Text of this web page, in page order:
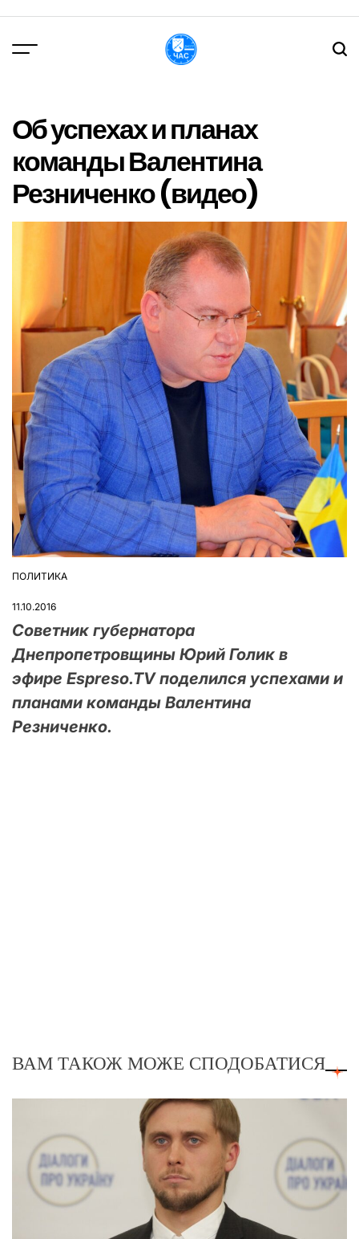
вмісту
Об успехах и планах
команды Валентина
Резниченко (видео)
ОПУБЛІКУВАТИ
ПОЛИТИКА
11.10.2016
Советник губернатора
Днепропетровщины Юрий Голик в
эфире Espreso.TV поделился успехами и
планами команды Валентина
Резниченко.
ВАМ ТАКОЖ МОЖЕ СПОДОБАТИСЯ